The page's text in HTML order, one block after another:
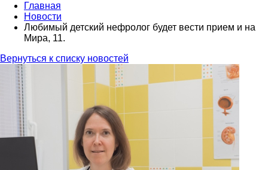
Главная
Новости
Любимый детский нефролог будет вести прием и на
Мира, 11.
Вернуться к списку новостей